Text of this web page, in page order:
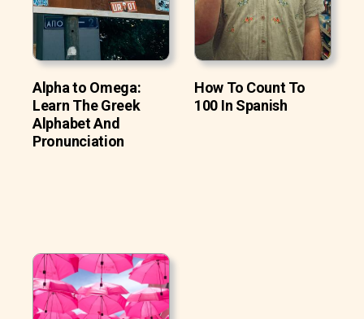
Alpha to Omega:
Learn The Greek
Alphabet And
Pronunciation
How To Count To
100 In Spanish